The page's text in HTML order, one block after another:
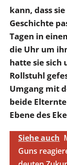
kann, dass
Geschichte
Tagen in
die Uhr um
hatte sie sich
Rollstuhl
Umgang mit
beide
Ebene des
Siehe auch
Guns